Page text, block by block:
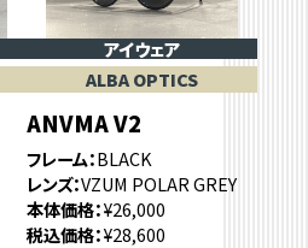
アイウェア
ALBA OPTICS
ANVMA V2
フレーム BLACK
レンズ VZUM POLAR GREY
本体価格 ¥26,000
税込価格 ¥28,600